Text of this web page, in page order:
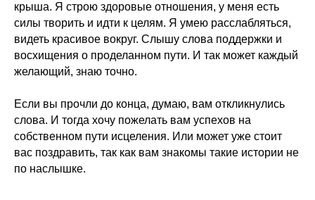
крыша. Я строю здоровые отношения, у меня есть
силы творить и идти к целям. Я умею расслабляться,
видеть красивое вокруг. Слышу слова поддержки и
восхищения о проделанном пути. И так может каждый
желающий, знаю точно.
Если вы прочли до конца, думаю, вам откликнулись
слова. И тогда хочу пожелать вам успехов на
собственном пути исцеления. Или может уже стоит
вас поздравить, так как вам знакомы такие истории не
по наслышке.